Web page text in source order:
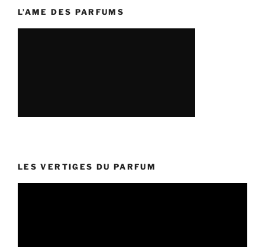
L’AME DES PARFUMS
LES VERTIGES DU PARFUM